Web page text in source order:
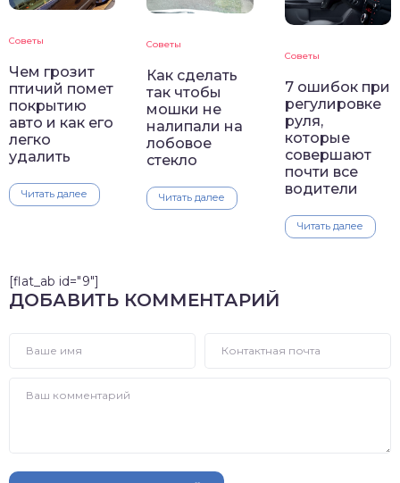
Советы
Чем грозит
птичий помет
покрытию
авто и как его
легко
удалить
Читать далее
Советы
Как сделать
так чтобы
мошки не
налипали на
лобовое
стекло
Читать далее
Советы
7 ошибок при
регулировке
руля,
которые
совершают
почти все
водители
Читать далее
[flat_ab id="9"]
ДОБАВИТЬ КОММЕНТАРИЙ